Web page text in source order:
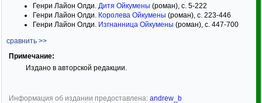
Генри Лайон Олди. Дитя Ойкумены (роман), с. 5-222
Генри Лайон Олди. Королева Ойкумены (роман), с. 223-446
Генри Лайон Олди. Изгнанница Ойкумены (роман), с. 447-700
сравнить >>
Примечание:
Издано в авторской редакции.
Информация об издании предоставлена: andrew_b